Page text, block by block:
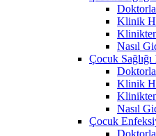
Klinik
Nasıl
Çocuk
Klinik
Nasıl
Çocuk